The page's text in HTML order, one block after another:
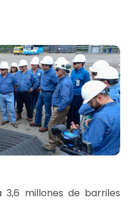
3,6 millones de barriles